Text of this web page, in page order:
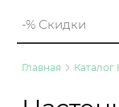
-% Скидки
Главная Каталог